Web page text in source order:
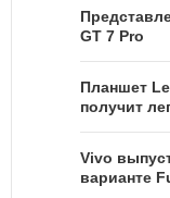
GT 7 Pro
Планшет
получит
Vivo
варианте